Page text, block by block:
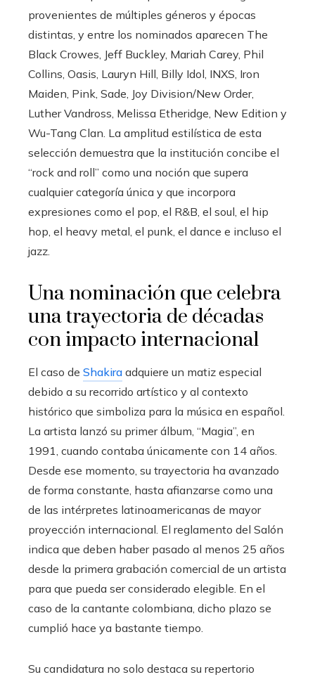
provenientes de múltiples géneros y épocas
distintas, y entre los nominados aparecen The
Black Crowes, Jeff Buckley, Mariah Carey, Phil
Collins, Oasis, Lauryn Hill, Billy Idol, INXS, Iron
Maiden, Pink, Sade, Joy Division/New Order,
Luther Vandross, Melissa Etheridge, New Edition y
Wu-Tang Clan. La amplitud estilística de esta
selección demuestra que la institución concibe el
“rock and roll” como una noción que supera
cualquier categoría única y que incorpora
expresiones como el pop, el R&B, el soul, el hip
hop, el heavy metal, el punk, el dance e incluso el
jazz.
Una nominación que celebra
una trayectoria de décadas
con impacto internacional
El caso de Shakira adquiere un matiz especial
debido a su recorrido artístico y al contexto
histórico que simboliza para la música en español.
La artista lanzó su primer álbum, “Magia”, en
1991, cuando contaba únicamente con 14 años.
Desde ese momento, su trayectoria ha avanzado
de forma constante, hasta afianzarse como una
de las intérpretes latinoamericanas de mayor
proyección internacional. El reglamento del Salón
indica que deben haber pasado al menos 25 años
desde la primera grabación comercial de un artista
para que pueda ser considerado elegible. En el
caso de la cantante colombiana, dicho plazo se
cumplió hace ya bastante tiempo.
Su candidatura no solo destaca su repertorio